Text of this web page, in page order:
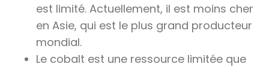
est limité. Actuellement, il est moins cher
en Asie, qui est le plus grand producteur
mondial.
Le cobalt est une ressource limitée que